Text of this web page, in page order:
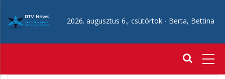
tartalomra
2026. augusztus 6., csütörtök - Berta, Bettina